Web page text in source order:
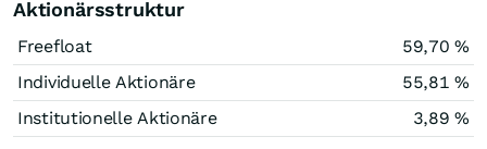
Aktionärsstruktur
Freefloat
59,70 %
Individuelle Aktionäre
55,81 %
Institutionelle Aktionäre
3,89 %